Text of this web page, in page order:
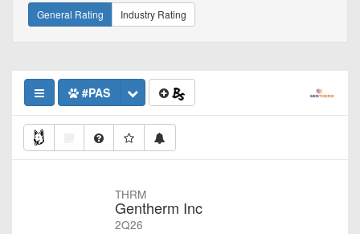
General Rating Industry Rating
#PAS
THRM
Gentherm Inc
2Q26